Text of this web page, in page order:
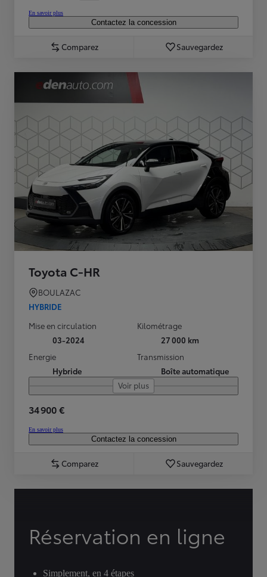
En savoir plus
Contactez la concession
Comparez Sauvegardez
Toyota C-HR
BOULAZAC
HYBRIDE
Mise en circulation
03-2024
Kilométrage
27 000 km
Energie
Hybride
Transmission
Boîte automatique
Voir plus
34 900 €
En savoir plus
Contactez la concession
Comparez Sauvegardez
Réservation en ligne
Simplement, en 4 étapes